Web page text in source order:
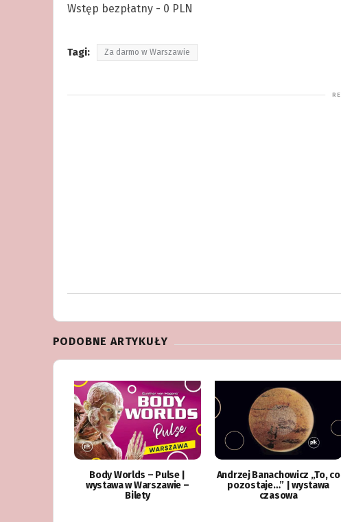
Wstęp bezpłatny - 0 PLN
Tagi: Za darmo w Warszawie
PODOBNE ARTYKUŁY
Body Worlds – Pulse |
wystawa w Warszawie –
Bilety
Andrzej Banachowicz „To, co
pozostaje…” | wystawa
czasowa